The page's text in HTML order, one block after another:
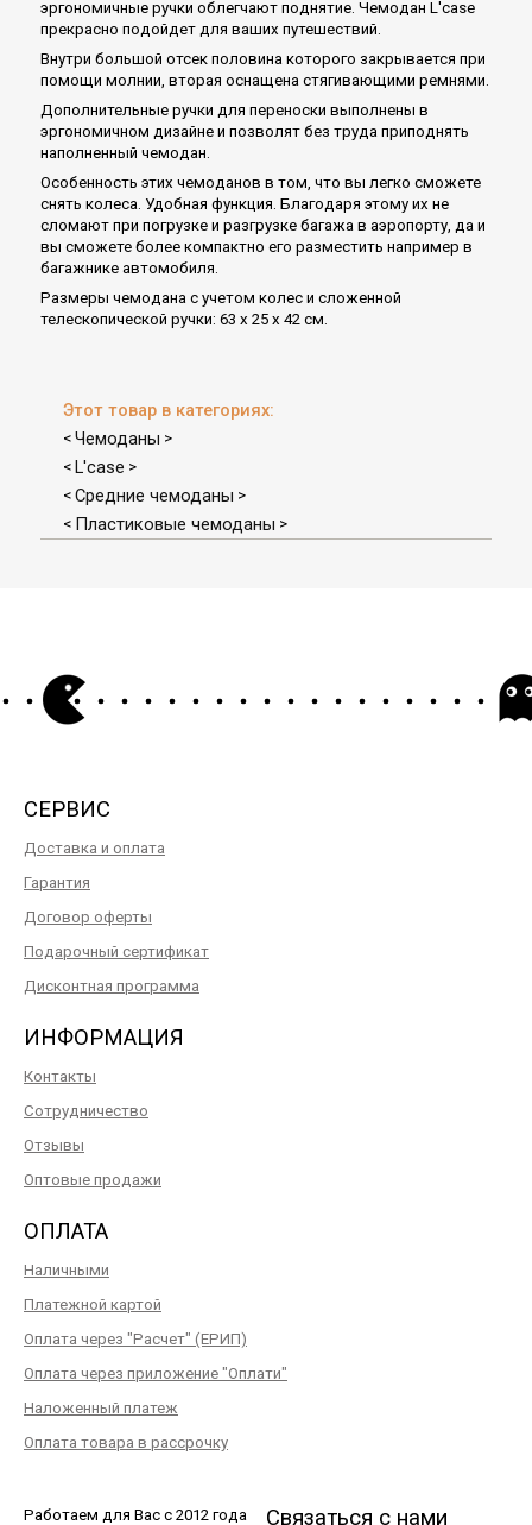
эргономичные ручки облегчают поднятие. Чемодан L'case
прекрасно подойдет для ваших путешествий.
Внутри большой отсек половина которого закрывается при
помощи молнии, вторая оснащена стягивающими ремнями.
Дополнительные ручки для переноски выполнены в
эргономичном дизайне и позволят без труда приподнять
наполненный чемодан.
Особенность этих чемоданов в том, что вы легко сможете
снять колеса. Удобная функция. Благодаря этому их не
сломают при погрузке и разгрузке багажа в аэропорту, да и
вы сможете более компактно его разместить например в
багажнике автомобиля.
Размеры чемодана с учетом колес и сложенной
телескопической ручки: 63 х 25 х 42 см.
Этот товар в категориях:
< Чемоданы >
< L'case >
< Средние чемоданы >
< Пластиковые чемоданы >
СЕРВИС
Доставка и оплата
Гарантия
Договор оферты
Подарочный сертификат
Дисконтная программа
ИНФОРМАЦИЯ
Контакты
Сотрудничество
Отзывы
Оптовые продажи
ОПЛАТА
Наличными
Платежной картой
Оплата через "Расчет" (ЕРИП)
Оплата через приложение "Оплати"
Наложенный платеж
Оплата товара в рассрочку
Работаем для Вас с 2012 года Связаться с нами